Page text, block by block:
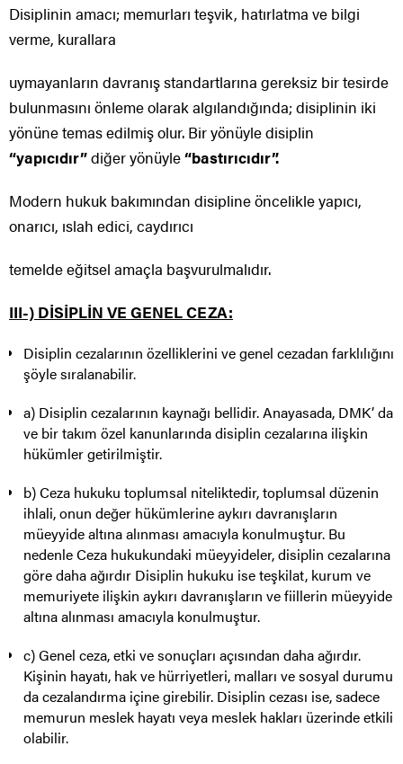
Disiplinin amacı; memurları teşvik, hatırlatma ve bilgi
verme, kurallara
uymayanların davranış standartlarına gereksiz bir tesirde
bulunmasını önleme olarak algılandığında; disiplinin iki
yönüne temas edilmiş olur. Bir yönüyle disiplin
“yapıcıdır”diğer yönüyle“bastırıcıdır”.
Modern hukuk bakımından disipline öncelikle yapıcı,
onarıcı, ıslah edici, caydırıcı
temelde eğitsel amaçla başvurulmalıdır.
III-) DİSİPLİN VE GENEL CEZA:
Disiplin cezalarının özelliklerini ve genel cezadan farklılığını
şöyle sıralanabilir.
a) Disiplin cezalarının kaynağı bellidir. Anayasada, DMK’ da
ve bir takım özel kanunlarında disiplin cezalarına ilişkin
hükümler getirilmiştir.
b) Ceza hukuku toplumsal niteliktedir, toplumsal düzenin
ihlali, onun değer hükümlerine aykırı davranışların
müeyyide altına alınması amacıyla konulmuştur. Bu
nedenle Ceza hukukundaki müeyyideler, disiplin cezalarına
göre daha ağırdır Disiplin hukuku ise teşkilat, kurum ve
memuriyete ilişkin aykırı davranışların ve fiillerin müeyyide
altına alınması amacıyla konulmuştur.
c) Genel ceza, etki ve sonuçları açısından daha ağırdır.
Kişinin hayatı, hak ve hürriyetleri, malları ve sosyal durumu
da cezalandırma içine girebilir. Disiplin cezası ise, sadece
memurun meslek hayatı veya meslek hakları üzerinde etkili
olabilir.